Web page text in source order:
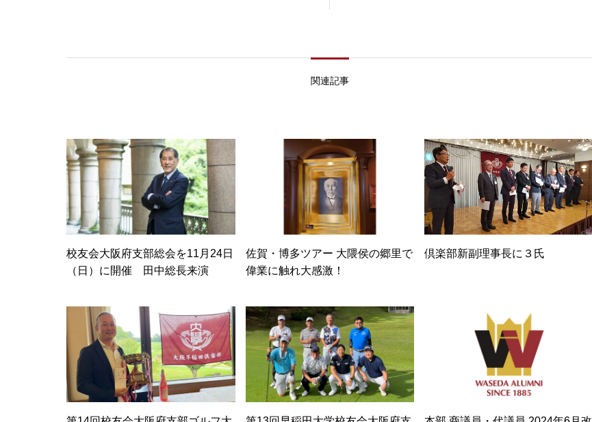
関連記事
校友会大阪府支部総会を11月24日
（日）に開催 田中総長来演
佐賀・博多ツアー 大隈侯の郷里で
偉業に触れ大感激！
倶楽部新副理事長に３氏